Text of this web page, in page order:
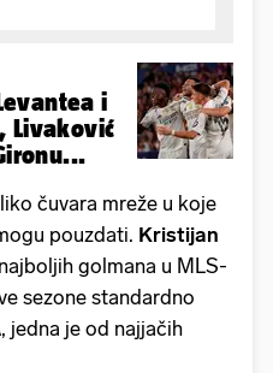
i
Livaković
čuvara mreže u koje
pouzdati. Kristijan
golmana u MLS-
sezone standardno
jedna je od najjačih